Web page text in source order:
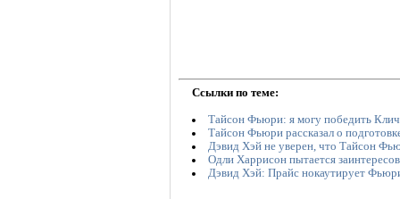
Ссылки по теме:
Тайсон Фьюри: я могу победить
Тайсон Фьюри рассказал о
Дэвид Хэй не уверен, что Тайсон
Одли Харрисон пытается
Дэвид Хэй: Прайс нокаутирует